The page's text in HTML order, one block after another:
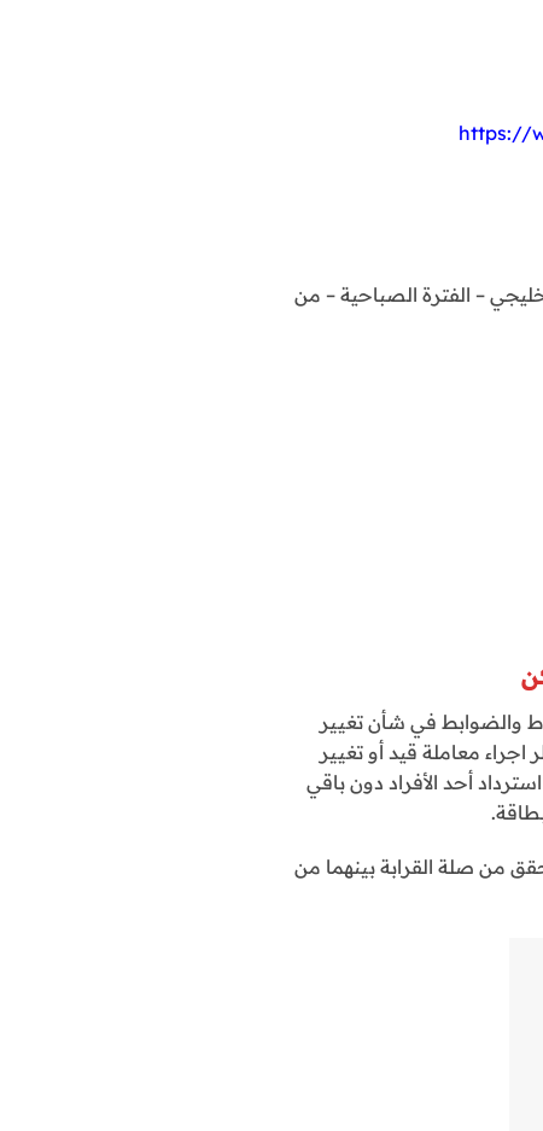
https://
– الفترة الصباحية – من
والضوابط في شأن تغيير
معاملة قيد أو تغيير
أحد الأفراد دون باقي
من صلة القرابة بينهما من